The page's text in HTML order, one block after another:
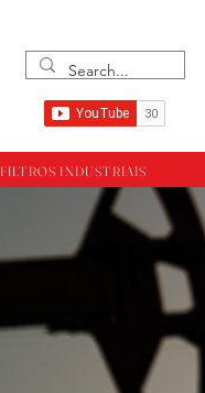
FILTROS INDUSTRIAIS